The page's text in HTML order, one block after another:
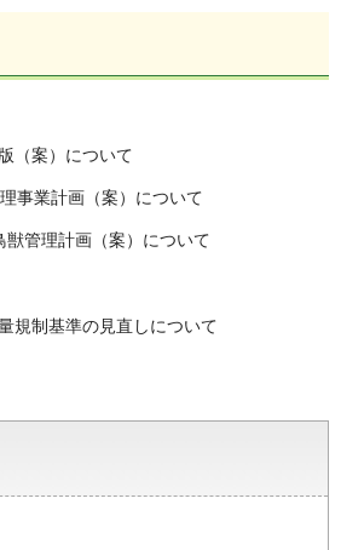
（案）について
事業計画（案）について
管理計画（案）について
規制基準の見直しについて